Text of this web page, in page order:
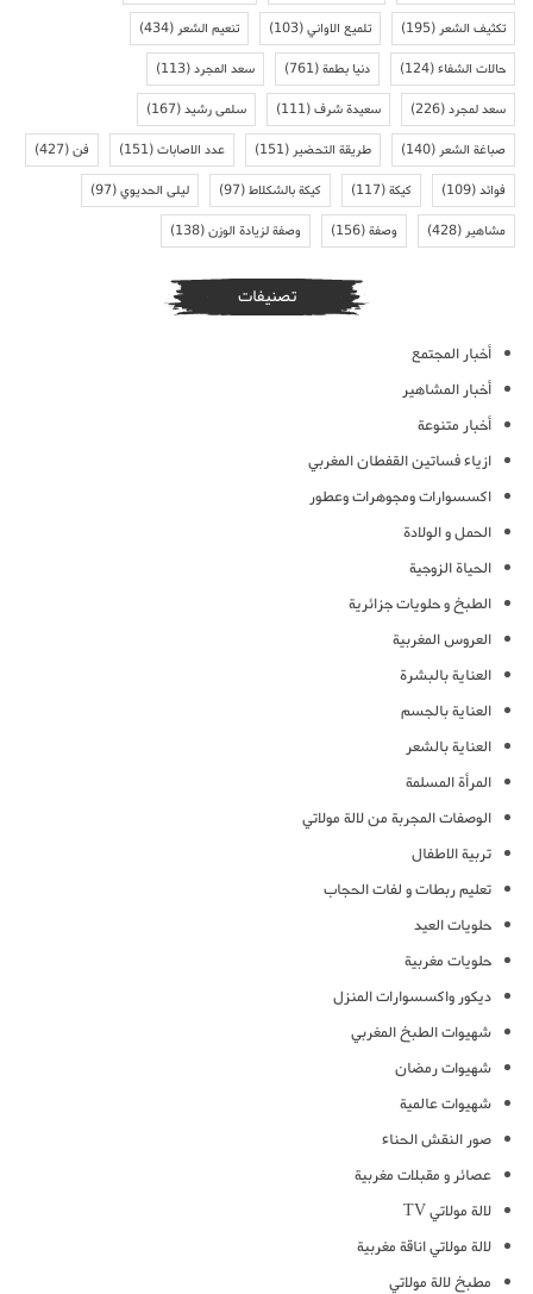
تكثيف الشعر(195) تلميع الاواني(103) تنعيم الشعر(434)
حالات الشفاء(124) دنيا بطمة(761) سعد المجرد(113)
سعد لمجرد(226) سعيدة شرف(111) سلمى رشيد(167)
صباغة الشعر(140) طريقة التحضير(151) عدد الاصابات(151) فن(427)
فوائد(109) كيكة(117) كيكة بالشكلاط(97) ليلى الحديوي(97)
مشاهير(428) وصفة(156) وصفة لزيادة الوزن(138)
تصنيفات
أخبار المجتمع
أخبار المشاهير
أخبار متنوعة
ازياء فساتين القفطان المغربي
اكسسوارات ومجوهرات وعطور
الحمل و الولادة
الحياة الزوجية
الطبخ و حلويات جزائرية
العروس المغربية
العناية بالبشرة
العناية بالجسم
العناية بالشعر
المرأة المسلمة
الوصفات المجربة من لالة مولاتي
تربية الاطفال
تعليم ربطات و لفات الحجاب
حلويات العيد
حلويات مغربية
ديكور واكسسوارات المنزل
شهيوات الطبخ المغربي
شهيوات رمضان
شهيوات عالمية
صور النقش الحناء
عصائر و مقبلات مغربية
لالة مولاتي TV
لالة مولاتي اناقة مغربية
مطبخ لالة مولاتي